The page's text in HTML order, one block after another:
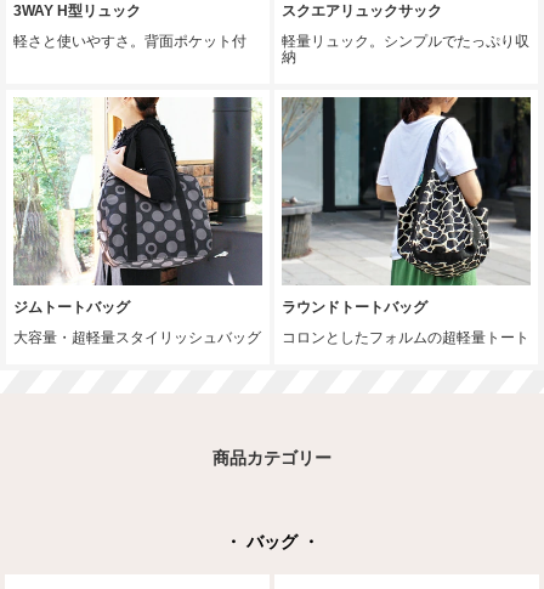
3WAY H型リュック
軽さと使いやすさ。背面ポケット付
スクエアリュックサック
軽量リュック。シンプルでたっぷり収
納
ジムトートバッグ
大容量・超軽量スタイリッシュバッグ
ラウンドトートバッグ
コロンとしたフォルムの超軽量トート
商品カテゴリー
・ バッグ ・